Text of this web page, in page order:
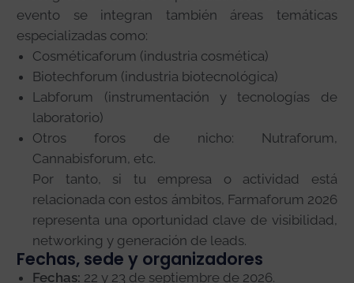
evento se integran también áreas temáticas
especializadas como:
Cosméticaforum (industria cosmética)
Biotechforum (industria biotecnológica)
Labforum (instrumentación y tecnologías de
laboratorio)
Otros foros de nicho: Nutraforum,
Cannabisforum, etc.
Por tanto, si tu empresa o actividad está
relacionada con estos ámbitos, Farmaforum 2026
representa una oportunidad clave de visibilidad,
networking y generación de leads.
Fechas, sede y organizadores
Fechas: 22 y 23 de septiembre de 2026.